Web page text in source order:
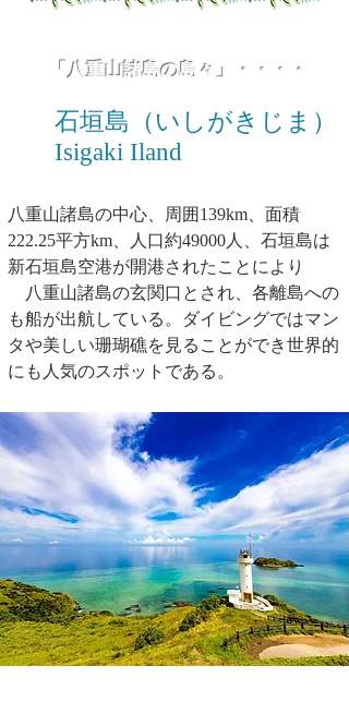
​「八重山諸島の島々」・・・・
石垣島（いしがきじま）
Isigaki Iland
八重山諸島の中心、周囲139km、面積
222.25平方km、人口約49000人、石垣島は
新石垣島空港が開港されたことにより
八重山諸島の玄関口とされ、各離島への
も船が出航している。ダイビングではマン
タや美しい珊瑚礁を見ることができ世界的
にも人気のスポットである。